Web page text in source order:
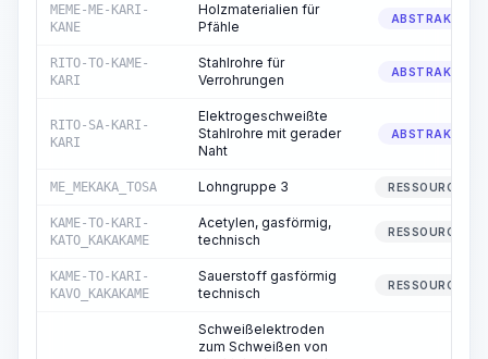
MEME-ME-KARI-
KANE
Holzmaterialien für
Pfähle
ABSTRAKT
RITO-TO-KAME-
KARI
Stahlrohre für
Verrohrungen
ABSTRAKT
RITO-SA-KARI-
KARI
Elektrogeschweißte
Stahlrohre mit gerader
Naht
ABSTRAKT
ME_MEKAKA_TOSA Lohngruppe 3 RESSOURCE
KAME-TO-KARI-
KATO_KAKAKAME
Acetylen, gasförmig,
technisch
RESSOURCE
KAME-TO-KARI-
KAVO_KAKAKAME
Sauerstoff gasförmig
technisch
RESSOURCE
Schweißelektroden
zum Schweißen von